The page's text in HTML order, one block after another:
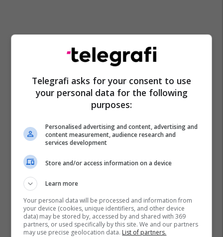
Telegrafi asks for your consent to use
your personal data for the following
purposes:
Personalised advertising and content, advertising and
content measurement, audience research and
services development
Store and/or access information on a device
Learn more
Your personal data will be processed and information from
your device (cookies, unique identifiers, and other device
data) may be stored by, accessed by and shared with 369
partners, or used specifically by this site. We and our partners
may use precise geolocation data. List of partners.